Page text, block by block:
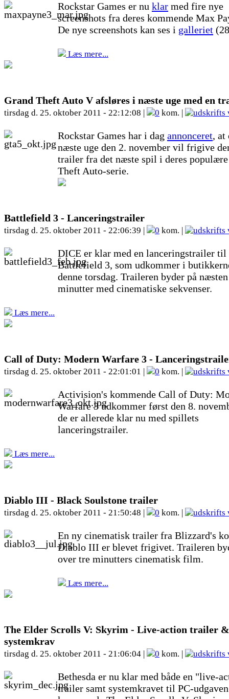
Rockstar Games er nu klar med fire nye
screenshots fra deres kommende Max
De nye screenshots kan ses i galleriet
Læs mere...
Grand Theft Auto V afsløres i næste uge med en
tirsdag d. 25. oktober 2011 - 22:12:08 | 0 kom. |
Rockstar Games har i dag annonceret, at
næste uge den 2. november vil frigive
trailer fra det næste spil i deres
Theft Auto-serie.
Battlefield 3 - Lanceringstrailer
tirsdag d. 25. oktober 2011 - 22:06:39 | 0 kom. |
DICE er klar med en lanceringstrailer til
Battlefield 3, som udkommer i
denne torsdag. Traileren byder på
minutter med cinematiske sekvenser.
Læs mere...
Call of Duty: Modern Warfare 3 -
tirsdag d. 25. oktober 2011 - 22:01:01 | 0 kom. |
Activision's kommende Call of Duty:
Warfare 3 udkommer først den 8.
de er allerede klar nu med spillets
lanceringstrailer.
Læs mere...
Diablo III - Black Soulstone trailer
tirsdag d. 25. oktober 2011 - 21:50:48 | 0 kom. |
En ny cinematisk trailer fra Blizzard's
Diablo III er blevet frigivet. Traileren
over tre minutters cinematisk film.
Læs mere...
The Elder Scrolls V: Skyrim - Live-action trailer &
systemkrav
tirsdag d. 25. oktober 2011 - 21:06:04 | 0 kom. |
Bethesda er nu klar med både en "live-
trailer samt systemkravet til PC-